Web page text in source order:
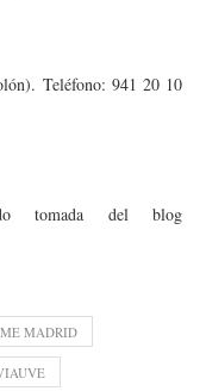
Teléfono: 941 20 10
tomada del blog
MADRID